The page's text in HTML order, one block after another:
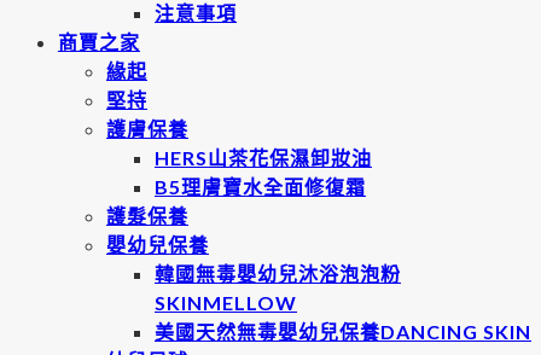
注意事項
商賈之家
緣起
堅持
護膚保養
HERS山茶花保濕卸妝油
B5理膚寶水全面修復霜
護髮保養
嬰幼兒保養
韓國無毒嬰幼兒沐浴泡泡粉
SKINMELLOW
美國天然無毒嬰幼兒保養DANCING SKIN